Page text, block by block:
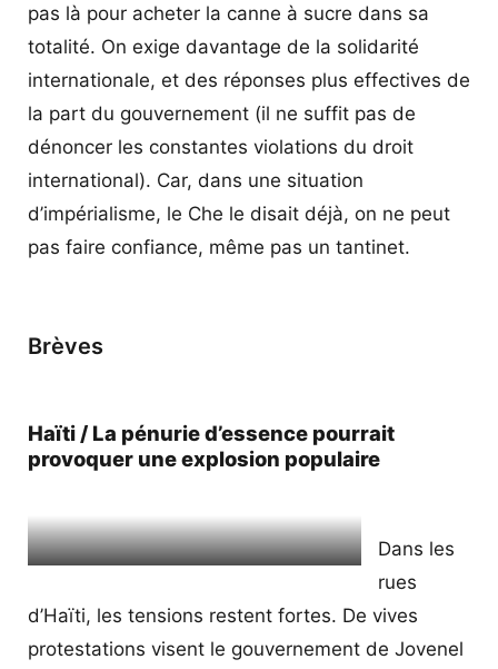
pas là pour acheter la canne à sucre dans sa
totalité. On exige davantage de la solidarité
internationale, et des réponses plus effectives de
la part du gouvernement (il ne suffit pas de
dénoncer les constantes violations du droit
international). Car, dans une situation
d’impérialisme, le Che le disait déjà, on ne peut
pas faire confiance, même pas un tantinet.
Brèves
Haïti / La pénurie d’essence pourrait
provoquer une explosion populaire
(AFP).
Dans les
rues
d’Haïti, les tensions restent fortes. De vives
protestations visent le gouvernement de Jovenel